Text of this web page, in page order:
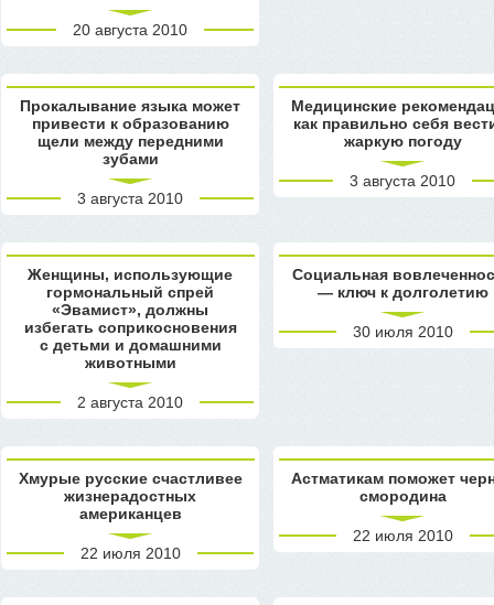
20 августа 2010
Прокалывание языка может
привести к образованию
щели между передними
зубами
3 августа 2010
Медицинские
как правильно себя
жаркую погоду
3 августа 2010
Женщины, использующие
гормональный спрей
«Эвамист», должны
избегать соприкосновения
с детьми и домашними
животными
2 августа 2010
Социальная
— ключ к долголетию
30 июля 2010
Хмурые русские счастливее
жизнерадостных
американцев
22 июля 2010
Астматикам поможет
смородина
22 июля 2010